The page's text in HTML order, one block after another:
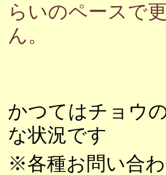
らいのペースで
ん。
かつてはチョウ
な状況です
※各種お問い合わ